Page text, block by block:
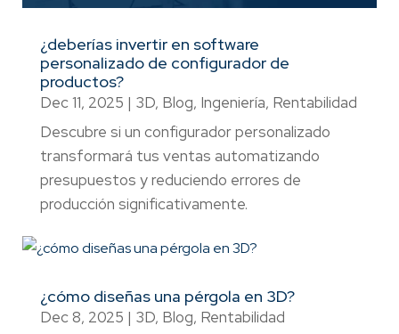
¿deberías invertir en software
personalizado de configurador de
productos?
Dec 11, 2025 | 3D, Blog, Ingeniería, Rentabilidad
Descubre si un configurador personalizado
transformará tus ventas automatizando
presupuestos y reduciendo errores de
producción significativamente.
¿cómo diseñas una pérgola en 3D?
Dec 8, 2025 | 3D, Blog, Rentabilidad